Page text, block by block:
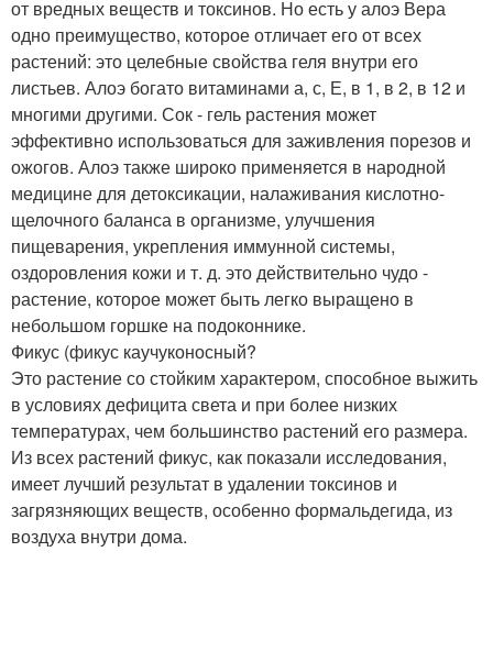
от вредных веществ и токсинов. Но есть у алоэ Вера
одно преимущество, которое отличает его от всех
растений: это целебные свойства геля внутри его
листьев. Алоэ богато витаминами а, с, Е, в 1, в 2, в 12 и
многими другими. Сок - гель растения может
эффективно использоваться для заживления порезов и
ожогов. Алоэ также широко применяется в народной
медицине для детоксикации, налаживания кислотно-
щелочного баланса в организме, улучшения
пищеварения, укрепления иммунной системы,
оздоровления кожи и т. д. это действительно чудо -
растение, которое может быть легко выращено в
небольшом горшке на подоконнике.
Фикус (фикус каучуконосный?
Это растение со стойким характером, способное выжить
в условиях дефицита света и при более низких
температурах, чем большинство растений его размера.
Из всех растений фикус, как показали исследования,
имеет лучший результат в удалении токсинов и
загрязняющих веществ, особенно формальдегида, из
воздуха внутри дома.